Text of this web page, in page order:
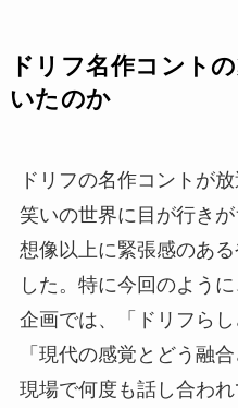
ドリフ名作コント
いたのか
ドリフの名作コントが
笑いの世界に目が行き
想像以上に緊張感のあ
した。特に今回のよう
企画では、「ドリフらし
「現代の感覚とどう融
現場で何度も話し合わ